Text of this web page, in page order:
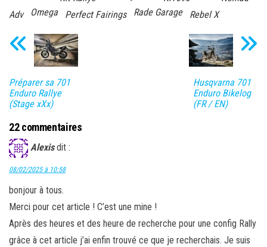
Adv
Omega Perfect Fairings Rade Garage Rebel X
Préparer sa 701
Enduro Rallye
(Stage xXx)
Husqvarna 701
Enduro Bikelog
(FR / EN)
22 commentaires
Alexis dit :
08/02/2025 à 10:58
bonjour à tous.
Merci pour cet article ! C’est une mine !
Après des heures et des heure de recherche pour une config Rally
grâce à cet article j’ai enfin trouvé ce que je recherchais. Je suis